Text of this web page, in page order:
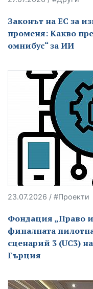
Законът на ЕС за
променя: Какво
омнибус“ за ИИ
23.07.2026 / #Проекти
Фондация „Право и
финалната
сценарий 3 (UC3)
Гърция